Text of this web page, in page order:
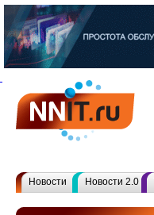
Новости Новости 2.0